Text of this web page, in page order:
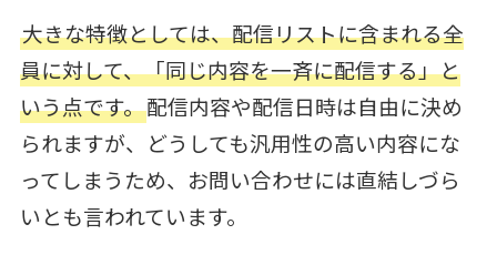
大きな特徴としては、配信リストに含まれる全
員に対して、「同じ内容を一斉に配信する」と
いう点です。配信内容や配信日時は自由に決め
られますが、どうしても汎用性の高い内容にな
ってしまうため、お問い合わせには直結しづら
いとも言われています。